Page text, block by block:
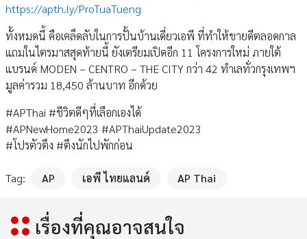
https://apth.ly/ProTuaTueng
ทั้งหมดนี้ คือเคล็ดลับในการปั้นบ้านเดี่ยวเอพี ที่ทำให้ขายดีตลอดกาล
แถมในไตรมาสสุดท้ายนี้ ยังเตรียมเปิดอีก 11 โครงการใหม่ ภายใต้
แบรนด์ MODEN – CENTRO – THE CITY กว่า 42 ทำเลทั่วกรุงเทพฯ
มูลค่ารวม 18,450 ล้านบาท อีกด้วย
#APThai #ชีวิตดีๆที่เลือกเองได้
#APNewHome2023 #APThaiUpdate2023
#โปรตัวตึง #ตึงนักไปพักก่อน
Tag: AP เอพี ไทยแลนด์ AP Thai
เรื่องที่คุณอาจสนใจ